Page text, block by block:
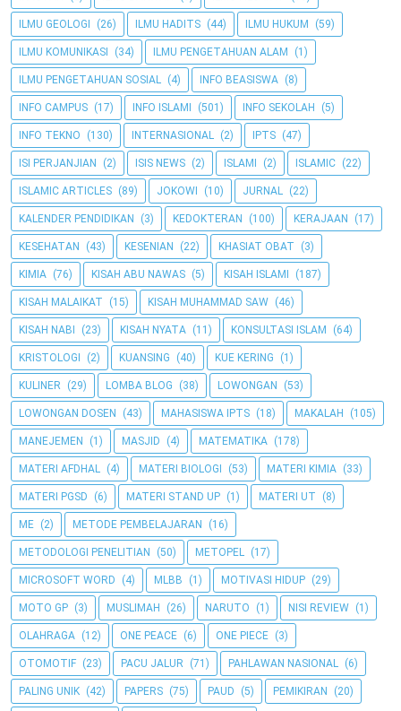
ILMU GEOLOGI (26) ILMU HADITS (44) ILMU HUKUM (59)
ILMU KOMUNIKASI (34) ILMU PENGETAHUAN ALAM (1)
ILMU PENGETAHUAN SOSIAL (4) INFO BEASISWA (8)
INFO CAMPUS (17) INFO ISLAMI (501) INFO SEKOLAH (5)
INFO TEKNO (130) INTERNASIONAL (2) IPTS (47)
ISI PERJANJIAN (2) ISIS NEWS (2) ISLAMI (2) ISLAMIC (22)
ISLAMIC ARTICLES (89) JOKOWI (10) JURNAL (22)
KALENDER PENDIDIKAN (3) KEDOKTERAN (100) KERAJAAN (17)
KESEHATAN (43) KESENIAN (22) KHASIAT OBAT (3)
KIMIA (76) KISAH ABU NAWAS (5) KISAH ISLAMI (187)
KISAH MALAIKAT (15) KISAH MUHAMMAD SAW (46)
KISAH NABI (23) KISAH NYATA (11) KONSULTASI ISLAM (64)
KRISTOLOGI (2) KUANSING (40) KUE KERING (1)
KULINER (29) LOMBA BLOG (38) LOWONGAN (53)
LOWONGAN DOSEN (43) MAHASISWA IPTS (18) MAKALAH (105)
MANEJEMEN (1) MASJID (4) MATEMATIKA (178)
MATERI AFDHAL (4) MATERI BIOLOGI (53) MATERI KIMIA (33)
MATERI PGSD (6) MATERI STAND UP (1) MATERI UT (8)
ME (2) METODE PEMBELAJARAN (16)
METODOLOGI PENELITIAN (50) METOPEL (17)
MICROSOFT WORD (4) MLBB (1) MOTIVASI HIDUP (29)
MOTO GP (3) MUSLIMAH (26) NARUTO (1) NISI REVIEW (1)
OLAHRAGA (12) ONE PEACE (6) ONE PIECE (3)
OTOMOTIF (23) PACU JALUR (71) PAHLAWAN NASIONAL (6)
PALING UNIK (42) PAPERS (75) PAUD (5) PEMIKIRAN (20)